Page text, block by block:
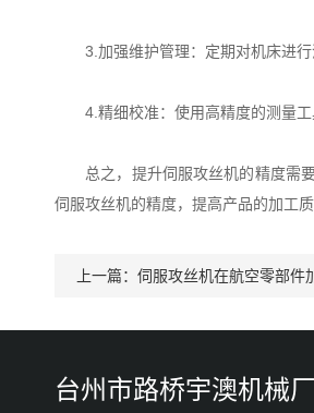
3.加强维护管理：定期对机床进行
4.精细校准：使用高精度的测量工
总之，提升伺服攻丝机的精度需要
伺服攻丝机的精度，提高产品的加工质
上一篇： 伺服攻丝机在航空零部件
台州市路桥宇澳机械厂